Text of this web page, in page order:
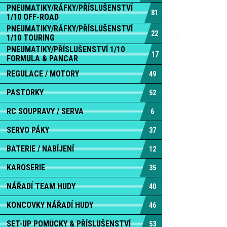
PNEUMATIKY/RÁFKY/PŘÍSLUŠENSTVÍ
1/10 OFF-ROAD
81
PNEUMATIKY/RÁFKY/PŘÍSLUŠENSTVÍ
1/10 TOURING
22
PNEUMATIKY/PŘÍSLUŠENSTVÍ 1/10
FORMULA & PANCAR
17
REGULACE / MOTORY 49
PASTORKY 52
RC SOUPRAVY / SERVA 6
SERVO PÁKY 37
BATERIE / NABÍJENÍ 12
KAROSERIE 35
NÁŘADÍ TEAM HUDY 40
KONCOVKY NÁŘADÍ HUDY 46
SET-UP POMŮCKY & PŘÍSLUŠENSTVÍ 53